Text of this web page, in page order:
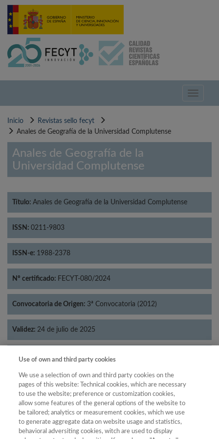
Pasar
contenido
Toggle
Inicio
Revistas sello fecyt
Anales de Geografía de la Universidad Complutense
Anales de Geografía de la
Universidad Complutense
Título: Anales de Geografía de la Universidad Complutense
ISSN: 0211-9803
ISSN-e: 1988-2378
Nº certificado: FECYT-080/2024
Convocatoria de Origen: 3ª Convocatoria (2012)
Validez: 24 de julio de 2025
Categorías: Geografía
Año
Año Filtrar
Use of own and third party cookies
We use a selection of own and third party cookies on the
pages of this website: Technical cookies, which are necessary
to use the website; preference or customization cookies,
allow some features of the general options of the website to
be tailored; analytics or measurement cookies, which we use
to generate aggregate data on website usage and statistics,
behavioral adversiting cookies, witch are used to display